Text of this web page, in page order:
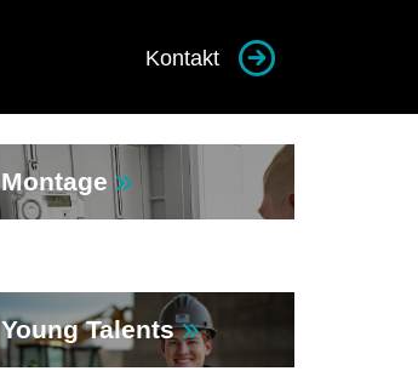
Kontakt
Montage
Young Talents